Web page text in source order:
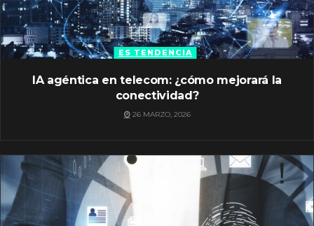
ES TENDENCIA
IA agéntica en telecom: ¿cómo mejorará la
conectividad?
26 MARZO, 2026